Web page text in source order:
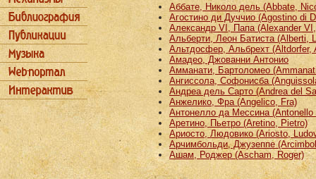
Аббате, Николо дель (Abbate,
Агостино ди Дуччио (Agostino di
Александр VI, Папа (Alexander
Альберти, Леон Батиста (Alberti,
Альтдосфер, Альбрехт (Altdorfer,
Амадео, Джованни Антонио
Амманати, Бартоломео
Ангиссола, Софонисба
Андреа дель Сарто (Andrea del
Анжелико, Фра (Angelico, Fra)
Антонелло да Мессина (Antonello
Аретино, Пьетро (Aretino, Pietro)
Ариосто, Людовико (Ariosto,
Арчимбольди, Джузеппе
Ашам, Роджер (Ascham, Roger)